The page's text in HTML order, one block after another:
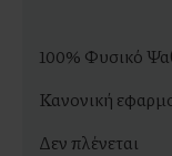
100% Φυσικό
Κανονική
Δεν πλένεται